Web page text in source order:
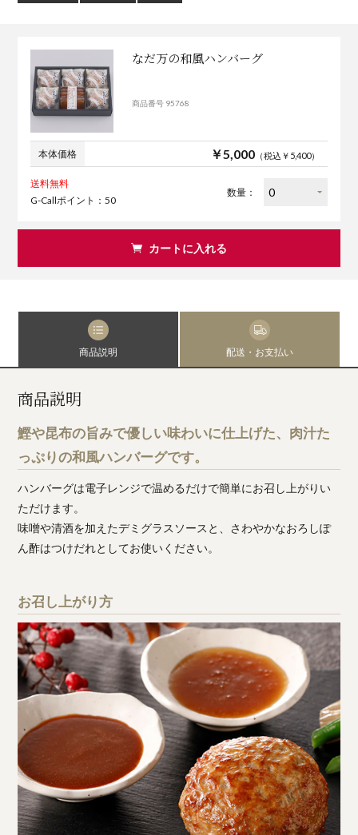
なだ万の和風ハンバーグ
商品番号 95768
本体価格 ￥5,000（税込￥5,400）
送料無料
G-Callポイント：50
数量：
カートに入れる
商品説明 配送・お支払い
商品説明
鰹や昆布の旨みで優しい味わいに仕上げた、肉汁た
っぷりの和風ハンバーグです。
ハンバーグは電子レンジで温めるだけで簡単にお召し上がりい
ただけます。
味噌や清酒を加えたデミグラスソースと、さわやかなおろしぽ
ん酢はつけだれとしてお使いください。
お召し上がり方